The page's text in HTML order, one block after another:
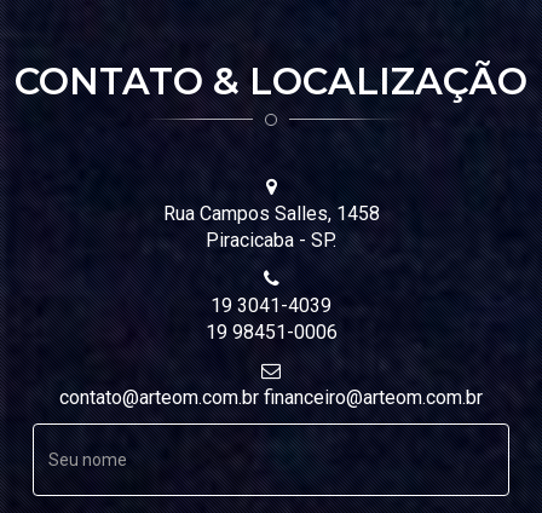
CONTATO & LOCALIZAÇÃO
Rua Campos Salles, 1458
Piracicaba - SP.
19 3041-4039
19 98451-0006
contato@arteom.com.br financeiro@arteom.com.br